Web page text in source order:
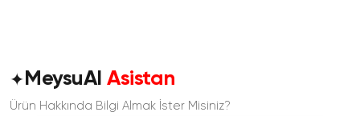
✦ MeysuAI Asistan
Ürün Hakkında Bilgi Almak İster Misiniz?